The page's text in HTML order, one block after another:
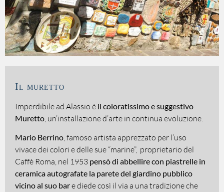
Il muretto
Imperdibile ad Alassio è il coloratissimo e suggestivo
Muretto, un’installazione d’arte in continua evoluzione.
Mario Berrino, famoso artista apprezzato per l’uso
vivace dei colori e delle sue “marine”, proprietario del
Caffè Roma, nel 1953 pensò di abbellire con piastrelle in
ceramica autografate la parete del giardino pubblico
vicino al suo bare diede così il via a una tradizione che